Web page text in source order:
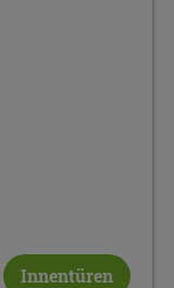
Innentüren